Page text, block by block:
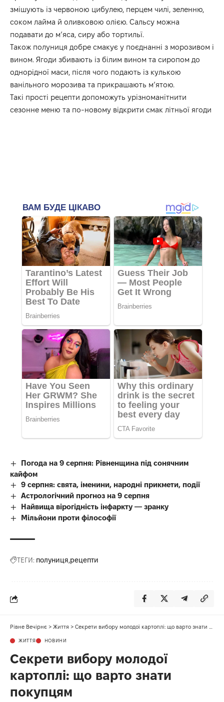
змішують із червоною цибулею, перцем чилі, зеленню,
соком лайма й оливковою олією. Сальсу можна
подавати до м’яса, сиру або тортильї.
Також полуниця добре смакує у поєднанні з морозивом і
вином. Ягоди збивають із білим вином та сиропом до
однорідної маси, після чого подають із кулькою
ванільного морозива та прикрашають м’ятою.
Такі прості рецепти допоможуть урізноманітнити
сезонне меню та по-новому відкрити смак літньої ягоди
Погода на 9 серпня: Рівненщина під сонячним
кайфом
9 серпня: свята, іменини, народні прикмети, події
Астрологічний прогноз на 9 серпня
Найвища вірогідність інфаркту — зранку
Мільйони проти філософії
ТЕГИ: полуниця рецепти
Рівне Вечірнє > Життя > Секрети вибору молодої картоплі: що варто знати покупцям
ЖИТТЯ НОВИНИ
Секрети вибору молодої
картоплі: що варто знати
покупцям